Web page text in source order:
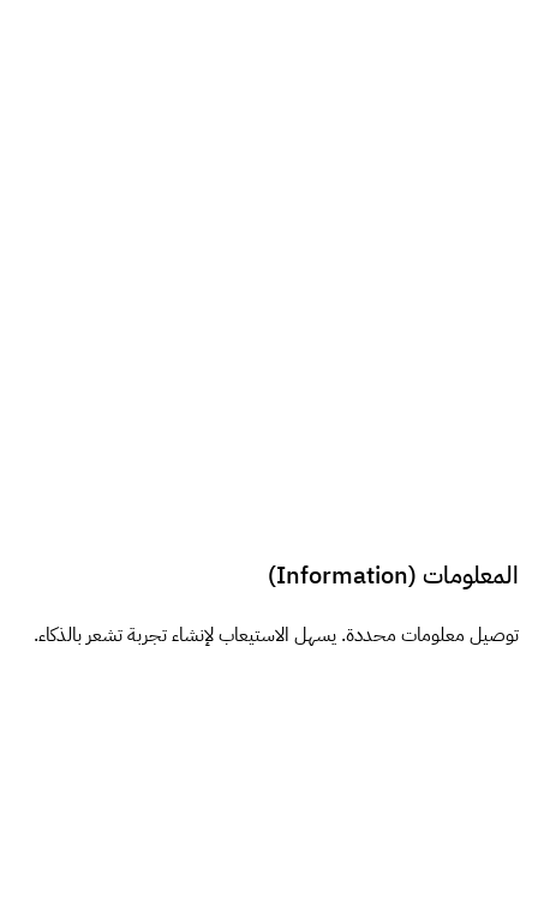
المعلومات (Information)
توصيل معلومات محددة. يسهل الاستيعاب لإنشاء تجربة تشعر بالذكاء.